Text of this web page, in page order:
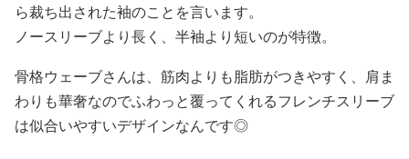
ら裁ち出された袖のことを言います。
ノースリーブより長く、半袖より短いのが特徴。
骨格ウェーブさんは、筋肉よりも脂肪がつきやすく、肩ま
わりも華奢なのでふわっと覆ってくれるフレンチスリーブ
は似合いやすいデザインなんです◎